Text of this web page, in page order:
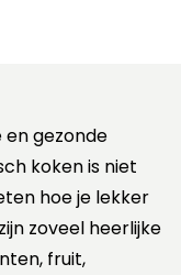
en gezonde
koken is niet
hoe je lekker
zoveel heerlijke
fruit,